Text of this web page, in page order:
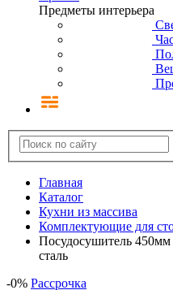
Предметы интерьера
Главная
Каталог
Кухни из массива
Комплектующие для
Посудосушитель
сталь
-0% Рассрочка